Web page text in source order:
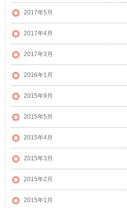
2017年5月
2017年4月
2017年3月
2016年1月
2015年9月
2015年5月
2015年4月
2015年3月
2015年2月
2015年1月